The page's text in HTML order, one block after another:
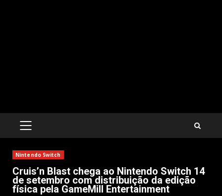
PRIMARY
Nintendo Switch
Cruis’n Blast chega ao Nintendo Switch 14
de setembro com distribuição da edição
física pela GameMill Entertainment